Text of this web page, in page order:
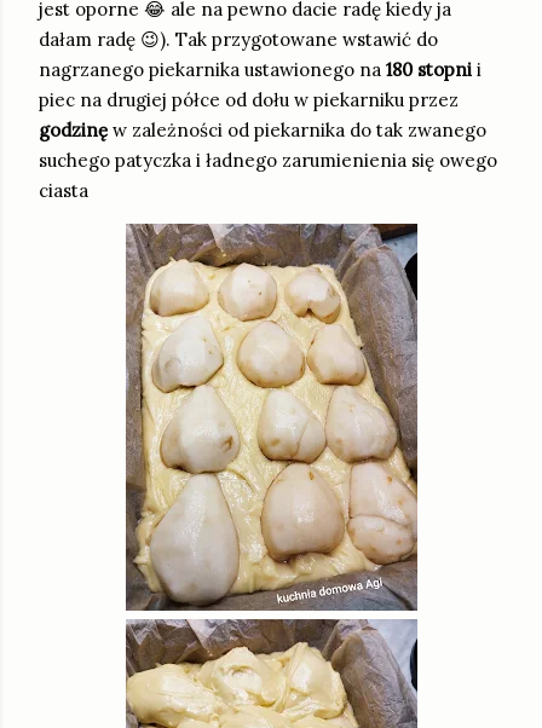
jest oporne 😂 ale na pewno dacie radę kiedy ja
dałam radę 😉). Tak przygotowane wstawić do
nagrzanego piekarnika ustawionego na 180 stopni i
piec na drugiej półce od dołu w piekarniku przez
godzinę w zależności od piekarnika do tak zwanego
suchego patyczka i ładnego zarumienienia się owego
ciasta